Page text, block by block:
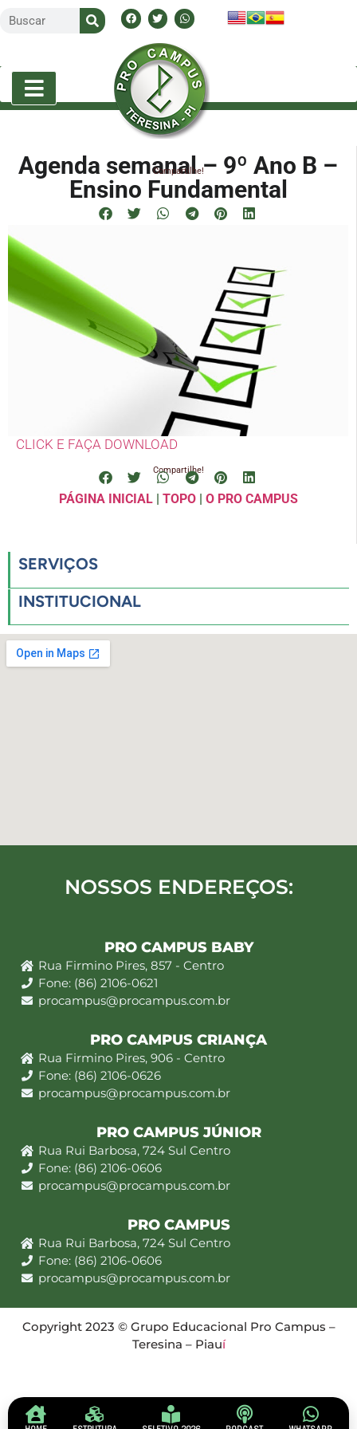
Agenda semanal – 9º Ano B –
Ensino Fundamental
Compartilhe!
CLICK E FAÇA DOWNLOAD
Compartilhe!
PÁGINA INICIAL| TOPO| O PRO CAMPUS
SERVIÇOS
INSTITUCIONAL
NOSSOS ENDEREÇOS:
PRO CAMPUS BABY
Rua Firmino Pires, 857 - Centro
Fone: (86) 2106-0621
procampus@procampus.com.br
PRO CAMPUS CRIANÇA
Rua Firmino Pires, 906 - Centro
Fone: (86) 2106-0626
procampus@procampus.com.br
PRO CAMPUS JÚNIOR
Rua Rui Barbosa, 724 Sul Centro
Fone: (86) 2106-0606
procampus@procampus.com.br
PRO CAMPUS
Rua Rui Barbosa, 724 Sul Centro
Fone: (86) 2106-0606
procampus@procampus.com.br
Copyright 2023 © Grupo Educacional Pro Campus –
Teresina – Piauí